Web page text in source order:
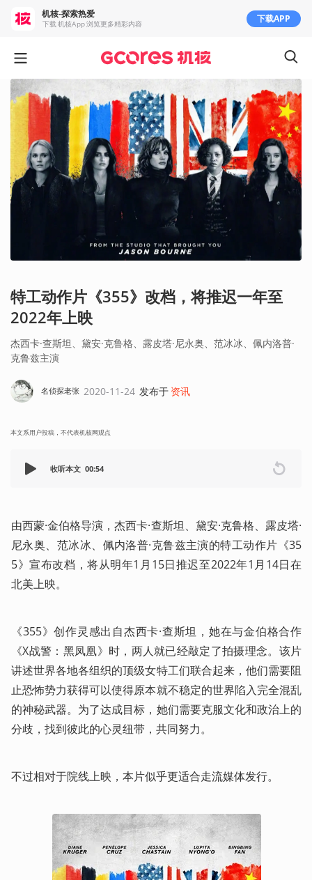
特工动作片《355》改档，将推迟一年至
2022年上映
杰西卡·查斯坦、黛安·克鲁格、露皮塔·尼永奥、范冰冰、佩内洛普·
克鲁兹主演
名侦探老张 2020-11-24 发布于 资讯
本文系用户投稿，不代表机核网观点
收听本文 00:54
由西蒙·金伯格导演，杰西卡·查斯坦、黛安·克鲁格、露皮塔·
尼永奥、范冰冰、佩内洛普·克鲁兹主演的特工动作片《35
5》宣布改档，将从明年1月15日推迟至2022年1月14日在
北美上映。
《355》创作灵感出自杰西卡·查斯坦，她在与金伯格合作
《X战警：黑凤凰》时，两人就已经敲定了拍摄理念。该片
讲述世界各地各组织的顶级女特工们联合起来，他们需要阻
止恐怖势力获得可以使得原本就不稳定的世界陷入完全混乱
的神秘武器。为了达成目标，她们需要克服文化和政治上的
分歧，找到彼此的心灵纽带，共同努力。
不过相对于院线上映，本片似乎更适合走流媒体发行。
机核-探索热爱
下载 机核App 浏览更多精彩内容 下载APP